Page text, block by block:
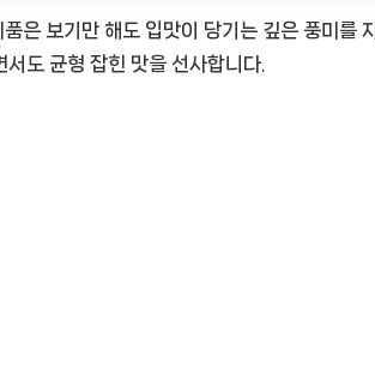
보기만 해도 입맛이 당기는 깊은 풍미를
도 균형 잡힌 맛을 선사합니다.